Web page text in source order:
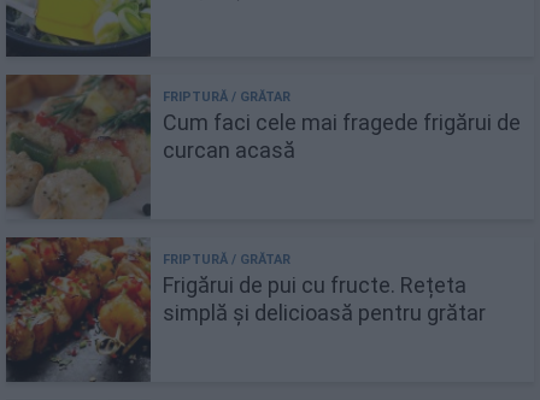
Cum faci cele mai fragede frigărui de
curcan acasă
Frigărui de pui cu fructe. Rețeta
simplă și delicioasă pentru grătar